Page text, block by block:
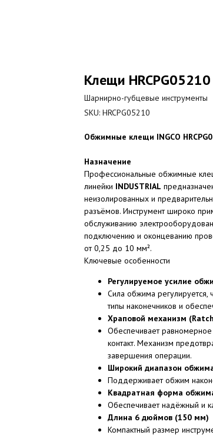
Клещи HRCPG05210
Шарнирно-губцевые инструменты
SKU: HRCPG05210
Обжимные клещи INGCO
Назначение
Профессиональные обжимные
линейки INDUSTRIAL
неизолированных и
разъёмов. Инструмент широко
обслуживанию
подключению и оконцеванию
от 0,25 до 10 мм².
Ключевые особенности
Регулируемое усилие
Сила обжима регулируется,
типы наконечников и
Храповой механизм
Обеспечивает
контакт. Механизм
завершения операции.
Широкий диапазон
Поддерживает обжим
Квадратная форма
Обеспечивает надёжный и
Длина 6 дюймов (150 мм)
Компактный размер